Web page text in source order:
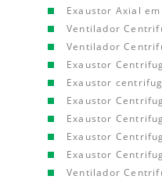
Exaustor Axial
Ventilador
Ventilador
Exaustor
Exaustor
Exaustor
Exaustor
Exaustor
Exaustor
Ventilador